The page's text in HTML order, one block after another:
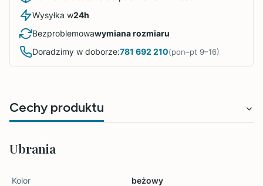
Wysyłka w24h
Bezproblemowawymiana rozmiaru
Doradzimy w doborze:781 692 210(pon–pt 9–16)
Cechy produktu
Ubrania
Kolor beżowy